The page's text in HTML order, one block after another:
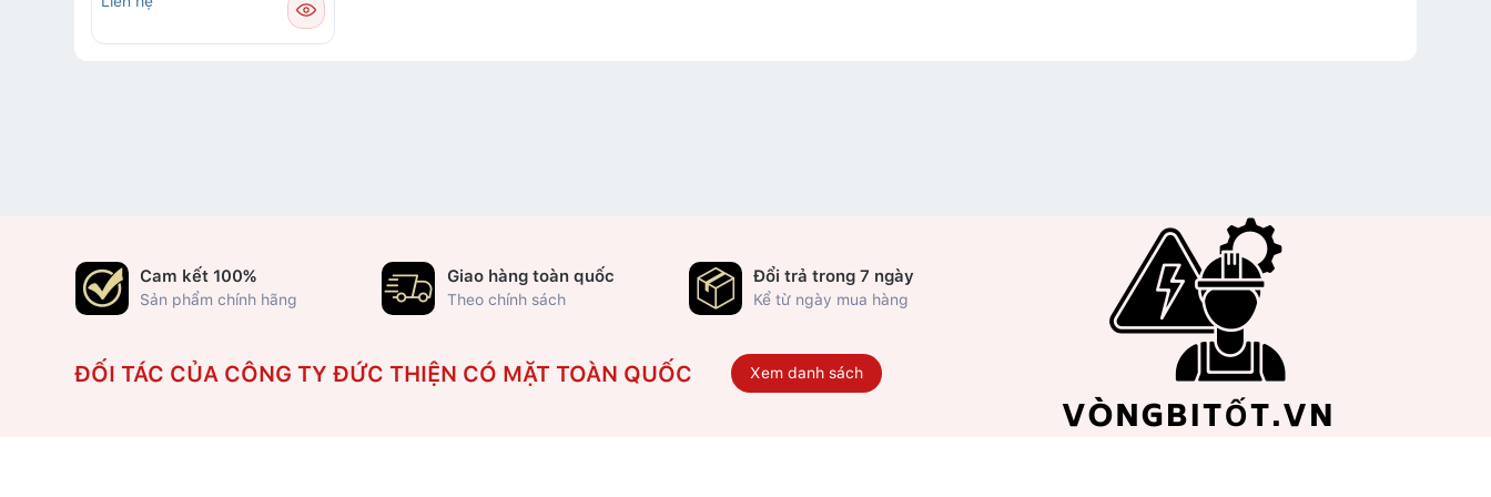
Cam kết 100%
Sản phẩm chính hãng
Giao hàng toàn quốc
Theo chính sách
Đổi trả trong 7 ngày
Kể từ ngày mua hàng
ĐỐI TÁC CỦA CÔNG TY ĐỨC THIỆN CÓ MẶT TOÀN QUỐC Xem danh sách